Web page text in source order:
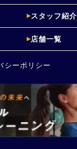
スタッフ紹介
店舗一覧
シーポリシー